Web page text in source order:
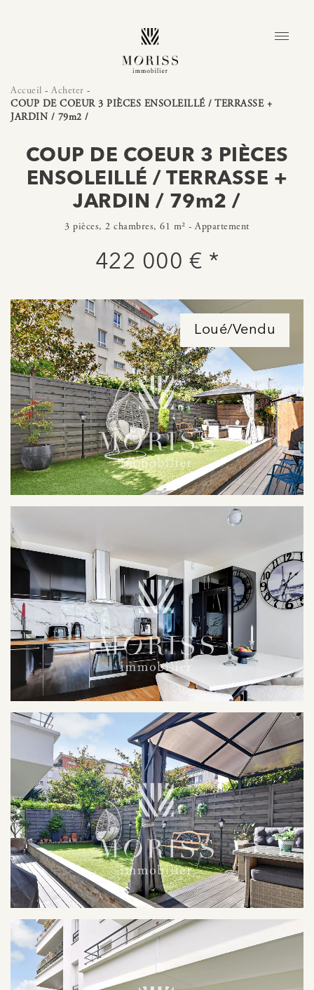
Accueil - Acheter -
COUP DE COEUR 3 PIÈCES ENSOLEILLÉ / TERRASSE +
JARDIN / 79m2 /
COUP DE COEUR 3 PIÈCES
ENSOLEILLÉ / TERRASSE +
JARDIN / 79m2 /
3 pièces, 2 chambres, 61 m² - Appartement
422 000 € *
Loué/Vendu